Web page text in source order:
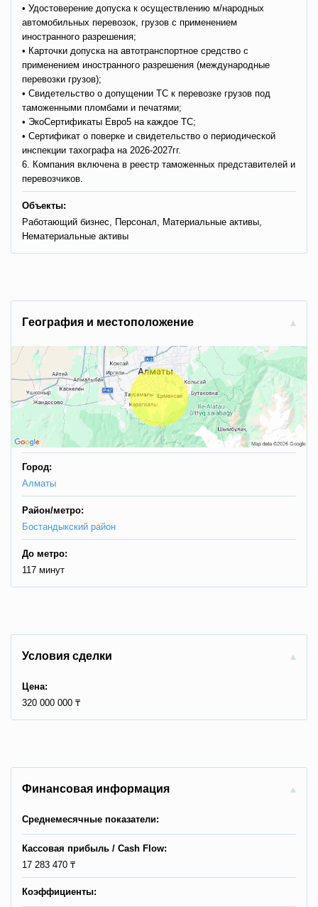
• Удостоверение допуска к осуществлению м/народных
автомобильных перевозок, грузов с применением
иностранного разрешения;
• Карточки допуска на автотранспортное средство с
применением иностранного разрешения (международные
перевозки грузов);
• Свидетельство о допущении ТС к перевозке грузов под
таможенными пломбами и печатями;
• ЭкоСертификаты Евро5 на каждое ТС;
• Сертификат о поверке и свидетельство о периодической
инспекции тахографа на 2026-2027гг.
6. Компания включена в реестр таможенных представителей и
перевозчиков.
Объекты:
Работающий бизнес, Персонал, Материальные активы,
Нематериальные активы
Гeoгpaфия и мecтoпoлoжeниe
Город:
Алматы
Район/метро:
Бостандыкский район
До метро:
117 минут
Условия сделки
Цена:
320 000 000 ₸
Финансовая информация
Среднемесячные показатели:
Кассовая прибыль / Сash Flow:
17 283 470 ₸
Коэффициенты: